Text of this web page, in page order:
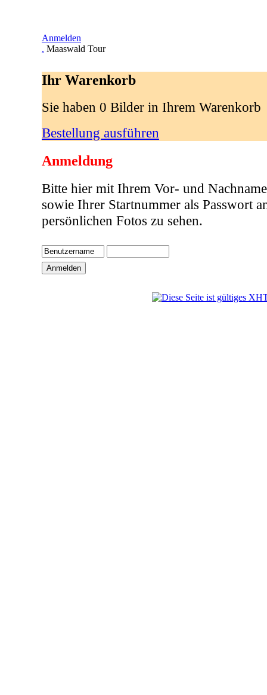
Anmelden
. Maaswald Tour
Ihr Warenkorb
Sie haben 0 Bilder in Ihrem Warenkorb
Bestellung ausführen
Anmeldung
Bitte hier mit Ihrem Vor- und
sowie Ihrer Startnummer als Passwort
persönlichen Fotos zu sehen.